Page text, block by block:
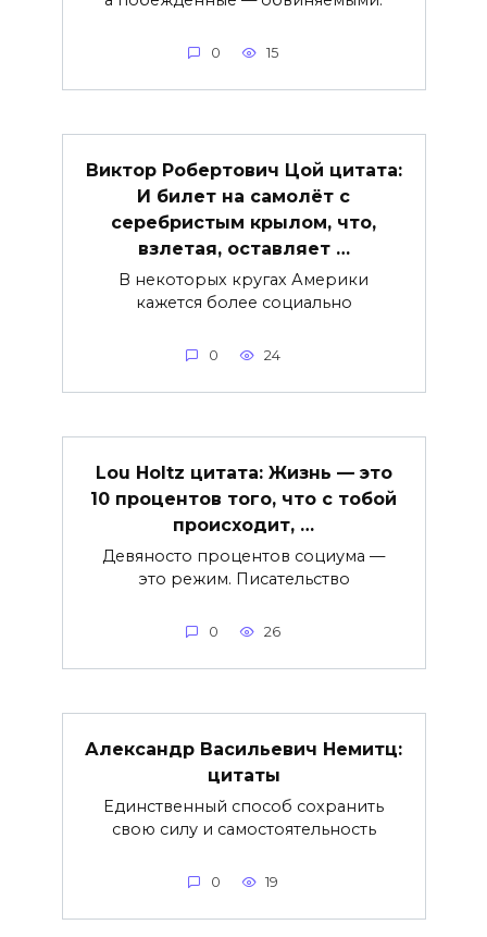
0 15
Виктор Робертович Цой цитата:
И билет на самолёт с
серебристым крылом, что,
взлетая, оставляет …
В некоторых кругах Америки
кажется более социально
0 24
Lou Holtz цитата: Жизнь — это
10 процентов того, что с тобой
происходит, …
Девяносто процентов социума —
это режим. Писательство
0 26
Александр Васильевич Немитц:
цитаты
Единственный способ сохранить
свою силу и самостоятельность
0 19